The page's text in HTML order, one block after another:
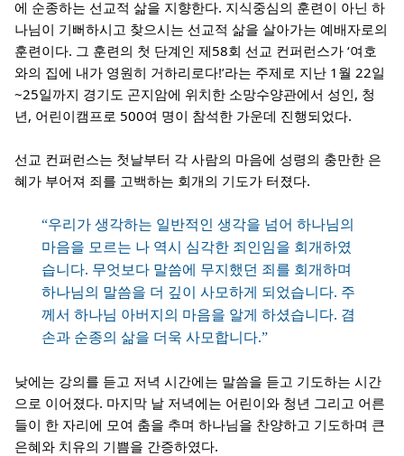
에 순종하는 선교적 삶을 지향한다. 지식중심의 훈련이 아닌 하
나님이 기뻐하시고 찾으시는 선교적 삶을 살아가는 예배자로의
훈련이다. 그 훈련의 첫 단계인 제58회 선교 컨퍼런스가 ‘여호
와의 집에 내가 영원히 거하리로다!’라는 주제로 지난 1월 22일
~25일까지 경기도 곤지암에 위치한 소망수양관에서 성인, 청
년, 어린이캠프로 500여 명이 참석한 가운데 진행되었다.
선교 컨퍼런스는 첫날부터 각 사람의 마음에 성령의 충만한 은
혜가 부어져 죄를 고백하는 회개의 기도가 터졌다.
“우리가 생각하는 일반적인 생각을 넘어 하나님의
마음을 모르는 나 역시 심각한 죄인임을 회개하였
습니다. 무엇보다 말씀에 무지했던 죄를 회개하며
하나님의 말씀을 더 깊이 사모하게 되었습니다. 주
께서 하나님 아버지의 마음을 알게 하셨습니다. 겸
손과 순종의 삶을 더욱 사모합니다.”
낮에는 강의를 듣고 저녁 시간에는 말씀을 듣고 기도하는 시간
으로 이어졌다. 마지막 날 저녁에는 어린이와 청년 그리고 어른
들이 한 자리에 모여 춤을 추며 하나님을 찬양하고 기도하며 큰
은혜와 치유의 기쁨을 간증하였다.